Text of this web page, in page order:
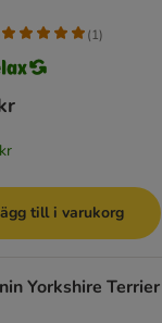
(1)
till i varukorg
Yorkshire Terrier